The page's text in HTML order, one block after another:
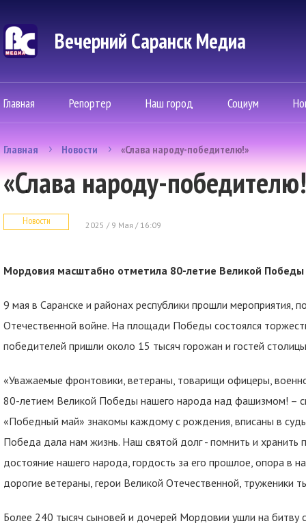
Вечерний Саранск Mедиа
Главная Репортер Наш город Социум
Главная Новости «Слава народу-победителю!»
«Слава народу-
Новости 2025 / 9 Мая / 16:09
Мордовия масштабно отметила 80-летие Великой Победы
9 мая в Саранске и районах республики прошли
Отечественной войне. На площади Победы состоялся
победителей пришли около 15 тысяч горожан и гостей
«Уважаемые фронтовики, ветераны, товарищи офицеры,
80-летием Великой Победы нашего народа над фашизмом! –
«Победный май» знакомы каждому с рождения, вписаны в
Победа дала нам жизнь. Наш святой долг - помнить и хранить
достояние нашего народа, гордость за его прошлое, опора в
дорогие ветераны, герои Великой Отечественной, труженики
Более 240 тысяч сыновей и дочерей Мордовии ушли на битву